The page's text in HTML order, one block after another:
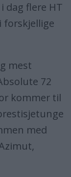
dag flere HT
forskjellige
mest
72
kommer til
med